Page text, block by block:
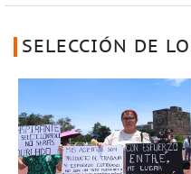
SELECCIÓN DE